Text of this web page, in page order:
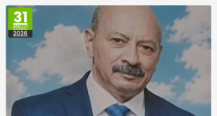
31
ИЮЛ
2026